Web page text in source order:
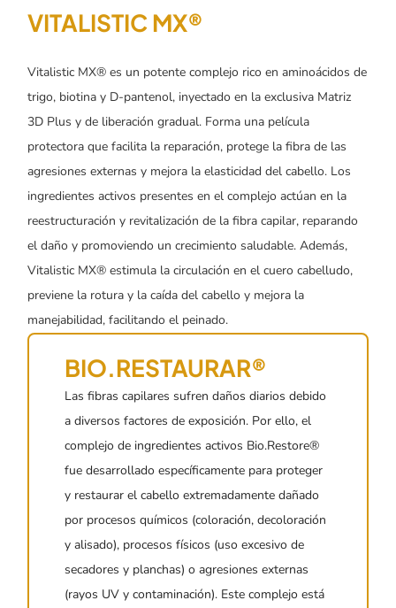
VITALISTIC MX®
Vitalistic MX® es un potente complejo rico en aminoácidos de
trigo, biotina y D-pantenol, inyectado en la exclusiva Matriz
3D Plus y de liberación gradual. Forma una película
protectora que facilita la reparación, protege la fibra de las
agresiones externas y mejora la elasticidad del cabello. Los
ingredientes activos presentes en el complejo actúan en la
reestructuración y revitalización de la fibra capilar, reparando
el daño y promoviendo un crecimiento saludable. Además,
Vitalistic MX® estimula la circulación en el cuero cabelludo,
previene la rotura y la caída del cabello y mejora la
manejabilidad, facilitando el peinado.
BIO.RESTAURAR®
Las fibras capilares sufren daños diarios debido
a diversos factores de exposición. Por ello, el
complejo de ingredientes activos Bio.Restore®
fue desarrollado específicamente para proteger
y restaurar el cabello extremadamente dañado
por procesos químicos (coloración, decoloración
y alisado), procesos físicos (uso excesivo de
secadores y planchas) o agresiones externas
(rayos UV y contaminación). Este complejo está